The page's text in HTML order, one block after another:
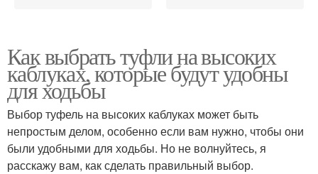
Как выбрать туфли на высоких
каблуках, которые будут удобны
для ходьбы
Выбор туфель на высоких каблуках может быть
непростым делом, особенно если вам нужно, чтобы они
были удобными для ходьбы. Но не волнуйтесь, я
расскажу вам, как сделать правильный выбор.